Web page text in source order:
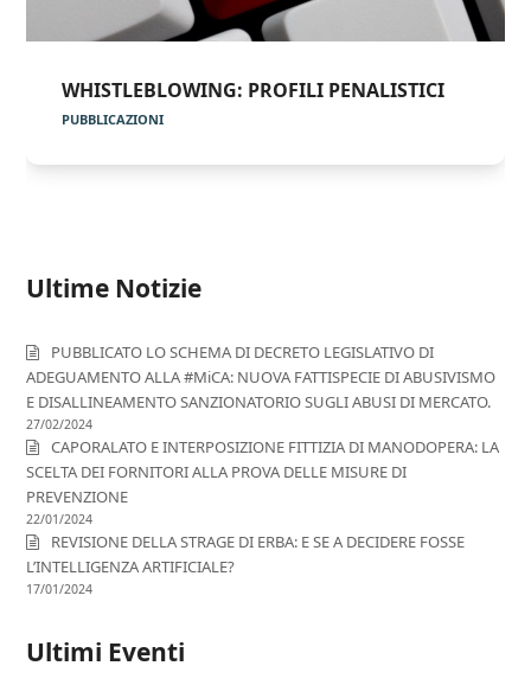
WHISTLEBLOWING: PROFILI PENALISTICI
PUBBLICAZIONI
Ultime Notizie
PUBBLICATO LO SCHEMA DI DECRETO LEGISLATIVO DI
ADEGUAMENTO ALLA #MiCA: NUOVA FATTISPECIE DI ABUSIVISMO
E DISALLINEAMENTO SANZIONATORIO SUGLI ABUSI DI MERCATO.
27/02/2024
CAPORALATO E INTERPOSIZIONE FITTIZIA DI MANODOPERA: LA
SCELTA DEI FORNITORI ALLA PROVA DELLE MISURE DI
PREVENZIONE
22/01/2024
REVISIONE DELLA STRAGE DI ERBA: E SE A DECIDERE FOSSE
L’INTELLIGENZA ARTIFICIALE?
17/01/2024
Ultimi Eventi